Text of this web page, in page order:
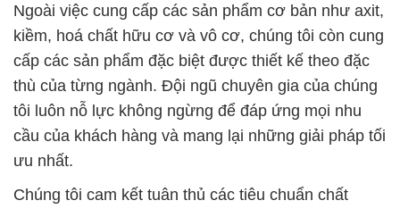
Ngoài việc cung cấp các sản phẩm cơ bản như axit,
kiềm, hoá chất hữu cơ và vô cơ, chúng tôi còn cung
cấp các sản phẩm đặc biệt được thiết kế theo đặc
thù của từng ngành. Đội ngũ chuyên gia của chúng
tôi luôn nỗ lực không ngừng để đáp ứng mọi nhu
cầu của khách hàng và mang lại những giải pháp tối
ưu nhất.
Chúng tôi cam kết tuân thủ các tiêu chuẩn chất